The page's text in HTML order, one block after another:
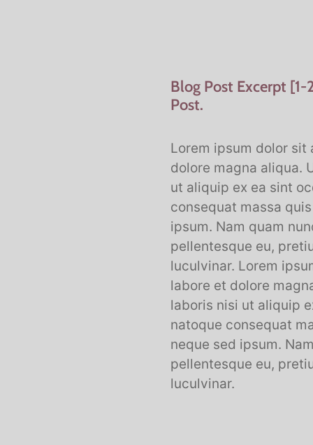
Blog Post Excerpt
Post.
Lorem ipsum dolor
dolore magna aliqua.
ut aliquip ex ea sint
consequat massa
ipsum. Nam quam
pellentesque eu,
luculvinar. Lorem
labore et dolore
laboris nisi ut aliquip
natoque consequat
neque sed ipsum.
pellentesque eu,
luculvinar.